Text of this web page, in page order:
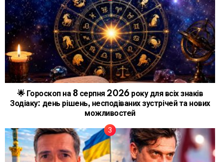
🌟 Гороскоп на 8 серпня 2026 року для всіх знаків
Зодіаку: день рішень, несподіваних зустрічей та нових
можливостей